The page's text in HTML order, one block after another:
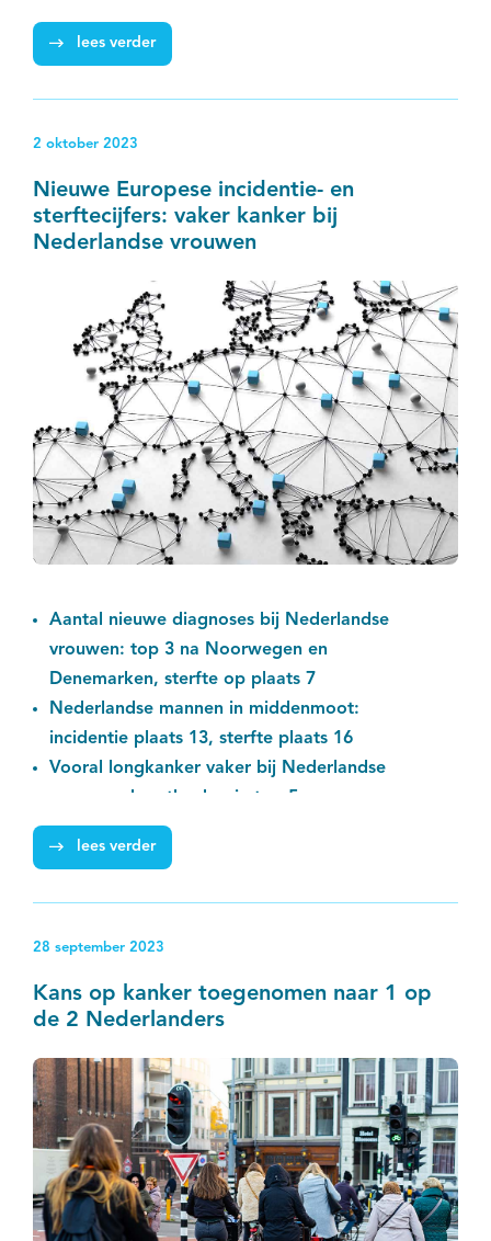
tussen Palga en de NKR is daarmee operationeel in
gebruik genomen.
lees verder
2 oktober 2023
Nieuwe Europese incidentie- en
sterftecijfers: vaker kanker bij
Nederlandse vrouwen
Aantal nieuwe diagnoses bij Nederlandse
vrouwen: top 3 na Noorwegen en
Denemarken, sterfte op plaats 7
Nederlandse mannen in middenmoot:
incidentie plaats 13, sterfte plaats 16
Vooral longkanker vaker bij Nederlandse
vrouwen; borstkanker in top 5
lees verder
28 september 2023
Kans op kanker toegenomen naar 1 op
de 2 Nederlanders